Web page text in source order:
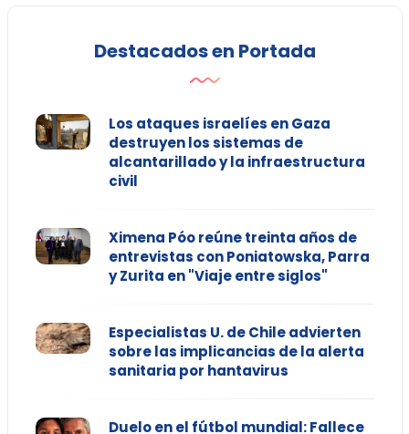
Destacados en Portada
Los ataques israelíes en Gaza
destruyen los sistemas de
alcantarillado y la infraestructura
civil
Ximena Póo reúne treinta años de
entrevistas con Poniatowska, Parra
y Zurita en "Viaje entre siglos"
Especialistas U. de Chile advierten
sobre las implicancias de la alerta
sanitaria por hantavirus
Duelo en el fútbol mundial: Fallece